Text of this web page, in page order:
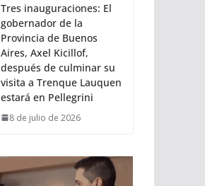
Tres inauguraciones: El
gobernador de la
Provincia de Buenos
Aires, Axel Kicillof,
después de culminar su
visita a Trenque Lauquen
estará en Pellegrini
8 de julio de 2026